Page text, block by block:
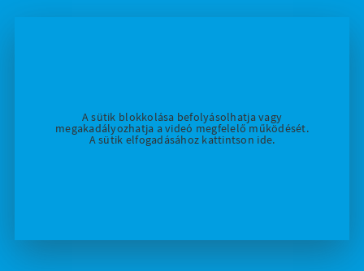
A sütik blokkolása befolyásolhatja vagy
megakadályozhatja a videó megfelelő működését.
A sütik elfogadásához kattintson ide.